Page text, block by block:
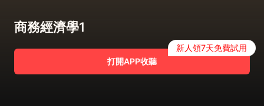
商務經濟學1
打開APP收聽
新人領7天免費試用